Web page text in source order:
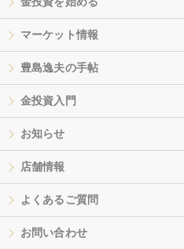
マーケット情報
豊島逸夫の手帖
金投資入門
お知らせ
店舗情報
よくあるご質問
お問い合わせ